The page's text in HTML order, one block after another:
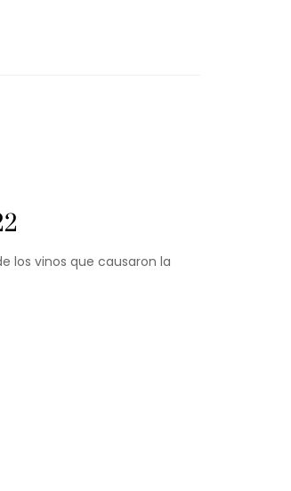
los vinos que causaron la